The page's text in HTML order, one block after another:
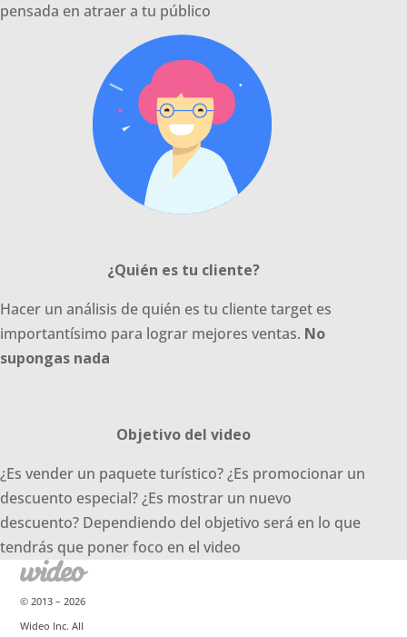
pensada en atraer a tu público
¿Quién es tu cliente?
Hacer un análisis de quién es tu cliente target es
importantísimo para lograr mejores ventas. No
supongas nada
Objetivo del video
¿Es vender un paquete turístico? ¿Es promocionar un
descuento especial? ¿Es mostrar un nuevo
descuento? Dependiendo del objetivo será en lo que
tendrás que poner foco en el video
© 2013 –2026
Wideo Inc. All